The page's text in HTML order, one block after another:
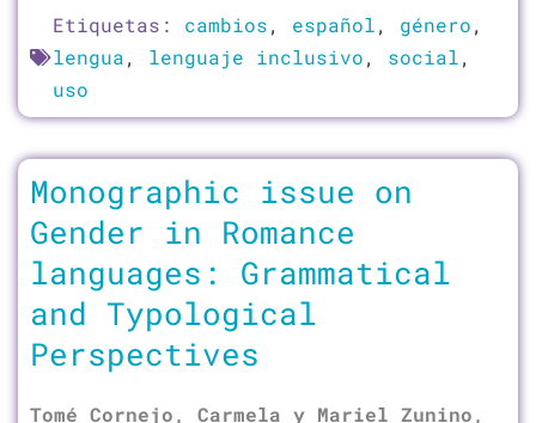
Etiquetas: cambios, español, género,
lengua, lenguaje inclusivo, social,
uso
Monographic issue on
Gender in Romance
languages: Grammatical
and Typological
Perspectives
Tomé Cornejo, Carmela y Mariel Zunino,